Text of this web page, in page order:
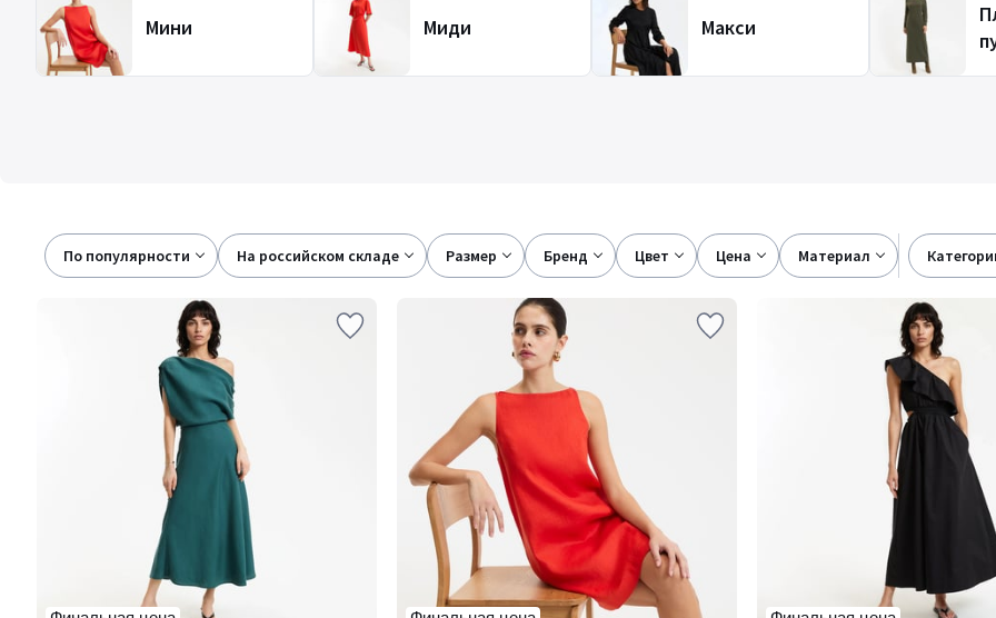
Мини Миди Макси
По популярности
на российском складе размер бренд цвет цена материал